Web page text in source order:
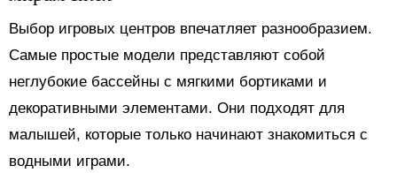
Выбор игровых центров впечатляет разнообразием.
Самые простые модели представляют собой
неглубокие бассейны с мягкими бортиками и
декоративными элементами. Они подходят для
малышей, которые только начинают знакомиться с
водными играми.